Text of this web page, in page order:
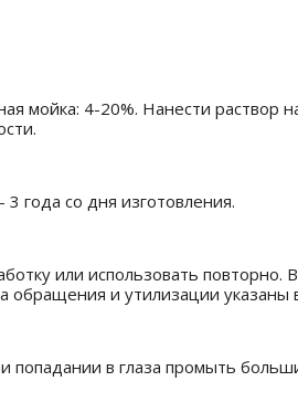
4-20%. Нанести раствор
года со дня изготовления.
или использовать повторно.
и утилизации указаны
в глаза промыть